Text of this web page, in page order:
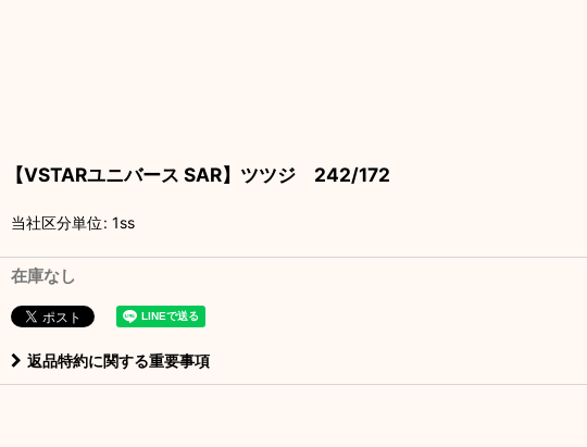
【VSTARユニバース SAR】ツツジ 242/172
当社区分単位: 1ss
在庫なし
返品特約に関する重要事項